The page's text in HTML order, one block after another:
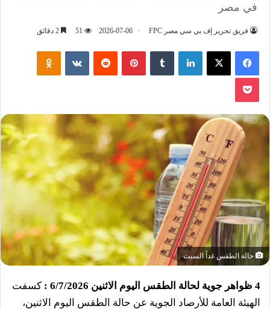
في مصر
فريق تحرير إف بي سي مصر FPC 2026-07-06
51
فيسبوك ‫X لينكدإن بينتيريست
حالة الطقس غداً السبت
4 ظواهر جوية لحالة الطقس اليوم الاثنين 6/7/2026 :
كسفت
الهيئة العامة للأرصاد الجوية عن حالة الطقس اليوم الاثنين،